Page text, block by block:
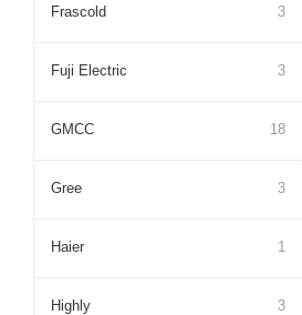
Frascold 3
Fuji Electric 3
GMCC 18
Gree 3
Haier 1
Highly 3